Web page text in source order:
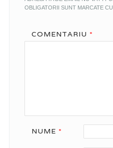
OBLIGATORII SUNT MARCATE CU
COMENTARIU *
NUME *